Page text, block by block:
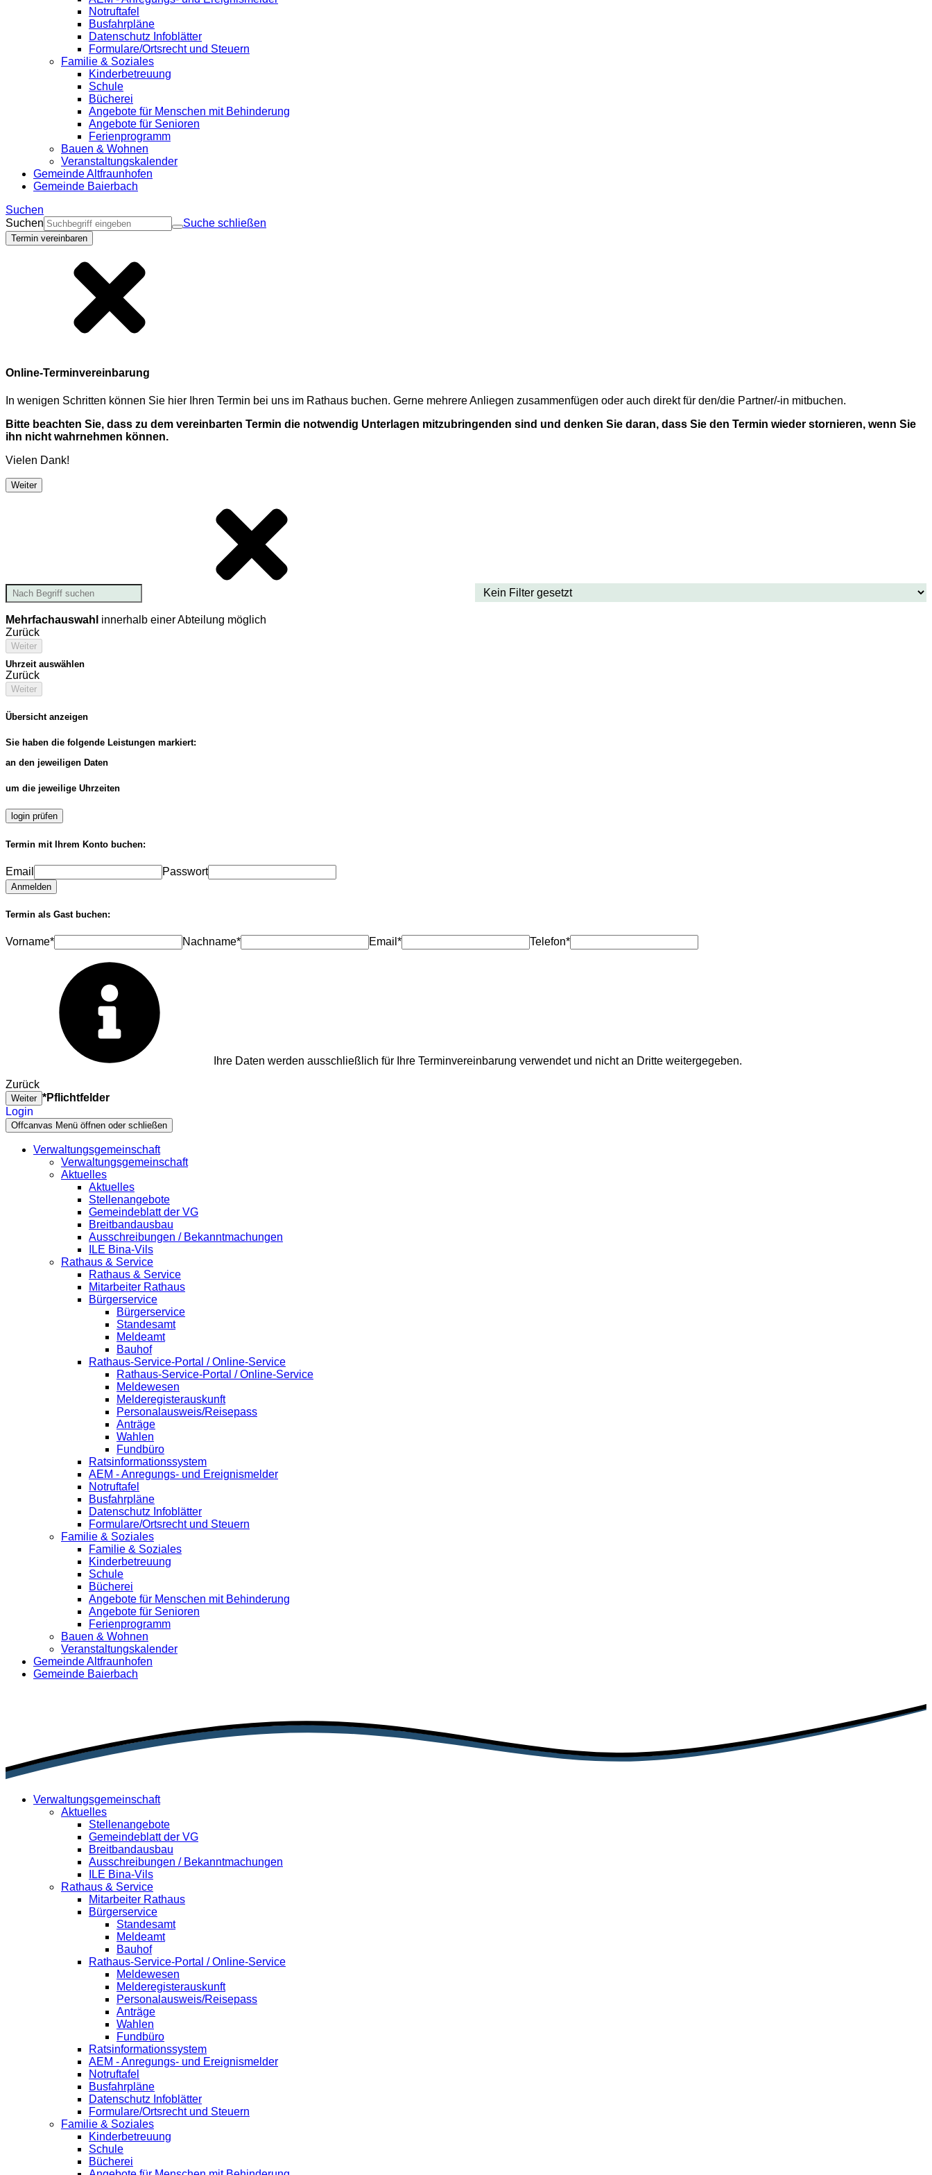
Notruftafel
Busfahrpläne
Datenschutz Infoblätter
Formulare/Ortsrecht und Steuern
Familie & Soziales
Kinderbetreuung
Schule
Bücherei
Angebote für Menschen mit Behinderung
Angebote für Senioren
Ferienprogramm
Bauen & Wohnen
Veranstaltungskalender
Gemeinde Altfraunhofen
Gemeinde Baierbach
Suchen
Suchen
Suche schließen
Termin vereinbaren
Online-Terminvereinbarung
In wenigen Schritten können Sie hier Ihren Termin bei uns im Rathaus buchen. Gerne mehrere Anliegen zusammenfügen oder auch direkt für den/die Partner/-in mitbuchen.
Bitte beachten Sie, dass zu dem vereinbarten Termin die notwendig Unterlagen mitzubringenden sind und denken Sie daran, dass Sie den Termin wieder stornieren, wenn Sie
ihn nicht wahrnehmen können.
Vielen Dank!
Weiter
Mehrfachauswahl innerhalb einer Abteilung möglich
Zurück
Weiter
Uhrzeit auswählen
Zurück
Weiter
Übersicht anzeigen
Sie haben die folgende Leistungen markiert:
an den jeweiligen Daten
um die jeweilige Uhrzeiten
login prüfen
Termin mit Ihrem Konto buchen:
Email Passwort
Anmelden
Termin als Gast buchen:
Vorname* Nachname* Email* Telefon*
Ihre Daten werden ausschließlich für Ihre Terminvereinbarung verwendet und nicht an Dritte weitergegeben.
Zurück
Weiter *Pflichtfelder
Login
Offcanvas Menü öffnen oder schließen
Verwaltungsgemeinschaft
Verwaltungsgemeinschaft
Aktuelles
Aktuelles
Stellenangebote
Gemeindeblatt der VG
Breitbandausbau
Ausschreibungen / Bekanntmachungen
ILE Bina-Vils
Rathaus & Service
Rathaus & Service
Mitarbeiter Rathaus
Bürgerservice
Bürgerservice
Standesamt
Meldeamt
Bauhof
Rathaus-Service-Portal / Online-Service
Rathaus-Service-Portal / Online-Service
Meldewesen
Melderegisterauskunft
Personalausweis/Reisepass
Anträge
Wahlen
Fundbüro
Ratsinformationssystem
AEM - Anregungs- und Ereignismelder
Notruftafel
Busfahrpläne
Datenschutz Infoblätter
Formulare/Ortsrecht und Steuern
Familie & Soziales
Familie & Soziales
Kinderbetreuung
Schule
Bücherei
Angebote für Menschen mit Behinderung
Angebote für Senioren
Ferienprogramm
Bauen & Wohnen
Veranstaltungskalender
Gemeinde Altfraunhofen
Gemeinde Baierbach
Verwaltungsgemeinschaft
Aktuelles
Stellenangebote
Gemeindeblatt der VG
Breitbandausbau
Ausschreibungen / Bekanntmachungen
ILE Bina-Vils
Rathaus & Service
Mitarbeiter Rathaus
Bürgerservice
Standesamt
Meldeamt
Bauhof
Rathaus-Service-Portal / Online-Service
Meldewesen
Melderegisterauskunft
Personalausweis/Reisepass
Anträge
Wahlen
Fundbüro
Ratsinformationssystem
AEM - Anregungs- und Ereignismelder
Notruftafel
Busfahrpläne
Datenschutz Infoblätter
Formulare/Ortsrecht und Steuern
Familie & Soziales
Kinderbetreuung
Schule
Bücherei